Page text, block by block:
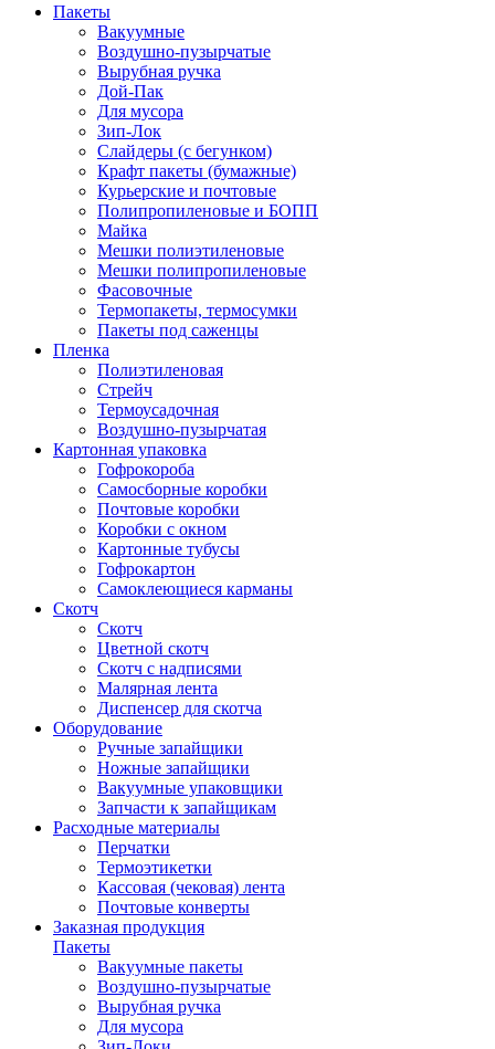
Пакеты
Вакуумные
Воздушно-пузырчатые
Вырубная ручка
Дой-Пак
Для мусора
Зип-Лок
Слайдеры (с бегунком)
Крафт пакеты (бумажные)
Курьерские и почтовые
Полипропиленовые и БОПП
Майка
Мешки полиэтиленовые
Мешки полипропиленовые
Фасовочные
Термопакеты, термосумки
Пакеты под саженцы
Пленка
Полиэтиленовая
Стрейч
Термоусадочная
Воздушно-пузырчатая
Картонная упаковка
Гофрокороба
Самосборные коробки
Почтовые коробки
Коробки с окном
Картонные тубусы
Гофрокартон
Самоклеющиеся карманы
Скотч
Скотч
Цветной скотч
Скотч с надписями
Малярная лента
Диспенсер для скотча
Оборудование
Ручные запайщики
Ножные запайщики
Вакуумные упаковщики
Запчасти к запайщикам
Расходные материалы
Перчатки
Термоэтикетки
Кассовая (чековая) лента
Почтовые конверты
Заказная продукция
Пакеты
Вакуумные пакеты
Воздушно-пузырчатые
Вырубная ручка
Для мусора